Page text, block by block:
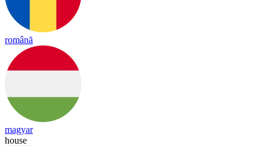
română
magyar
house